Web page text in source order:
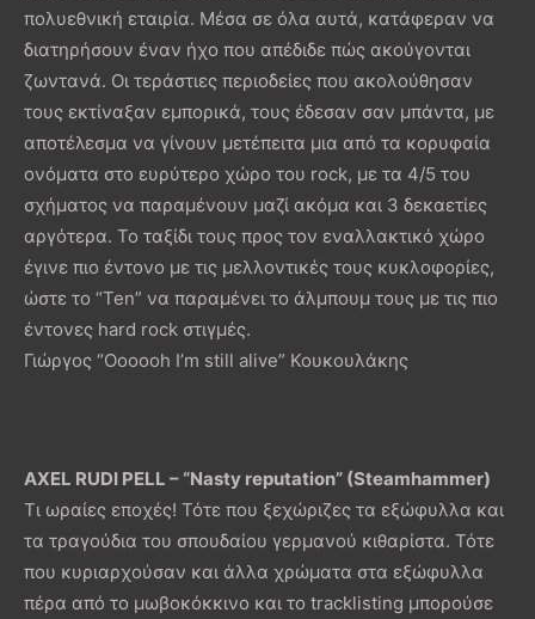
πολυεθνική εταιρία. Μέσα σε όλα αυτά, κατάφεραν να
διατηρήσουν έναν ήχο που απέδιδε πώς ακούγονται
ζωντανά. Οι τεράστιες περιοδείες που ακολούθησαν
τους εκτίναξαν εμπορικά, τους έδεσαν σαν μπάντα, με
αποτέλεσμα να γίνουν μετέπειτα μια από τα κορυφαία
ονόματα στο ευρύτερο χώρο του rock, με τα 4/5 του
σχήματος να παραμένουν μαζί ακόμα και 3 δεκαετίες
αργότερα. Το ταξίδι τους προς τον εναλλακτικό χώρο
έγινε πιο έντονο με τις μελλοντικές τους κυκλοφορίες,
ώστε το “Ten” να παραμένει το άλμπουμ τους με τις πιο
έντονες hard rock στιγμές.
Γιώργος “Oooooh I’m still alive” Κουκουλάκης
AXEL RUDI PELL – “Nasty reputation” (Steamhammer)
Τι ωραίες εποχές! Τότε που ξεχώριζες τα εξώφυλλα και
τα τραγούδια του σπουδαίου γερμανού κιθαρίστα. Τότε
που κυριαρχούσαν και άλλα χρώματα στα εξώφυλλα
πέρα από το μωβοκόκκινο και το tracklisting μπορούσε